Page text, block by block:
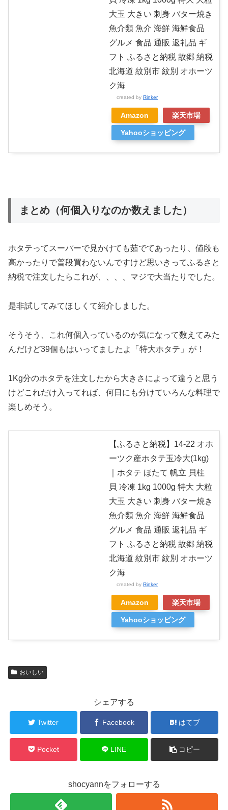
大玉 大きい 刺身 バター焼き
魚介類 魚介 海鮮 海鮮食品
グルメ 食品 通販 返礼品 ギ
フト ふるさと納税 故郷 納税
北海道 紋別市 紋別 オホーツ
ク海
created by Rinker
Amazon 楽天市場
Yahooショッピング
まとめ（何個入りなのか数えました）
ホタテってスーパーで見かけても茹でてあったり、値段も
高かったりで普段買わないんですけど思いきってふるさと
納税で注文したらこれが、、、、マジで大当たりでした。
是非試してみてほしくて紹介しました。
そうそう、これ何個入っているのか気になって数えてみた
んだけど39個もはいってましたよ「特大ホタテ」が！
1Kg分のホタテを注文したから大きさによって違うと思う
けどこれだけ入ってれば、何日にも分けていろんな料理で
楽しめそう。
【ふるさと納税】14-22 オホ
ーツク産ホタテ玉冷大(1kg)
｜ホタテ ほたて 帆立 貝柱
貝 冷凍 1kg 1000g 特大 大粒
大玉 大きい 刺身 バター焼き
魚介類 魚介 海鮮 海鮮食品
グルメ 食品 通販 返礼品 ギ
フト ふるさと納税 故郷 納税
北海道 紋別市 紋別 オホーツ
ク海
created by Rinker
Amazon 楽天市場
Yahooショッピング
おいしい
シェアする
Twitter Facebook はてブ
Pocket LINE コピー
shocyannをフォローする